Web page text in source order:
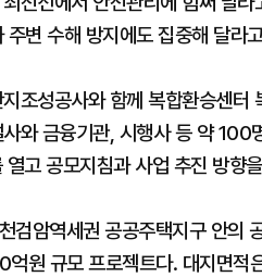
주변 수해 방지에도 집중해 달라
조성공사와 함께 복합환승센
와 금융기관, 시행사 등 약 100
열고 공모지침과 사업 추진 방향
검암역세권 공공주택지구 안의
억원 규모 프로젝트다. 대지면